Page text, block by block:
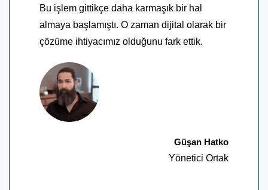
Bu işlem gittikçe daha karmaşık bir hal
almaya başlamıştı. O zaman dijital olarak bir
çözüme ihtiyacımız olduğunu fark ettik.
Güşan Hatko
Yönetici Ortak